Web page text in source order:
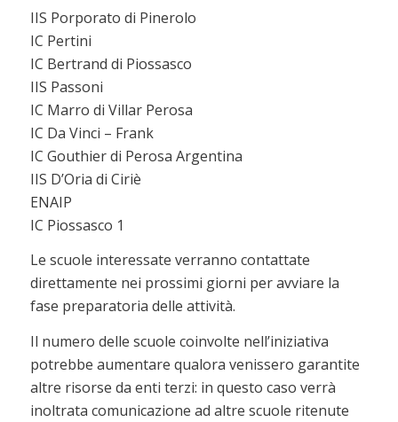
IIS Porporato di Pinerolo
IC Pertini
IC Bertrand di Piossasco
IIS Passoni
IC Marro di Villar Perosa
IC Da Vinci – Frank
IC Gouthier di Perosa Argentina
IIS D’Oria di Ciriè
ENAIP
IC Piossasco 1
Le scuole interessate verranno contattate
direttamente nei prossimi giorni per avviare la
fase preparatoria delle attività.
Il numero delle scuole coinvolte nell’iniziativa
potrebbe aumentare qualora venissero garantite
altre risorse da enti terzi: in questo caso verrà
inoltrata comunicazione ad altre scuole ritenute